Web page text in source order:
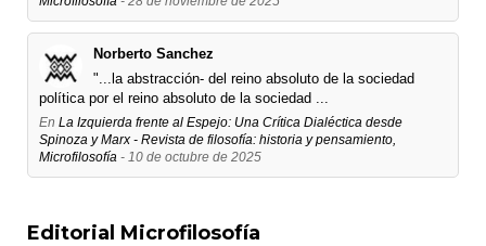
Norberto Sanchez
"...la abstracción- del reino absoluto de la sociedad
política por el reino absoluto de la sociedad ...
En La Izquierda frente al Espejo: Una Crítica Dialéctica desde
Spinoza y Marx - Revista de filosofía: historia y pensamiento,
Microfilosofía - 10 de octubre de 2025
Editorial Microfilosofía